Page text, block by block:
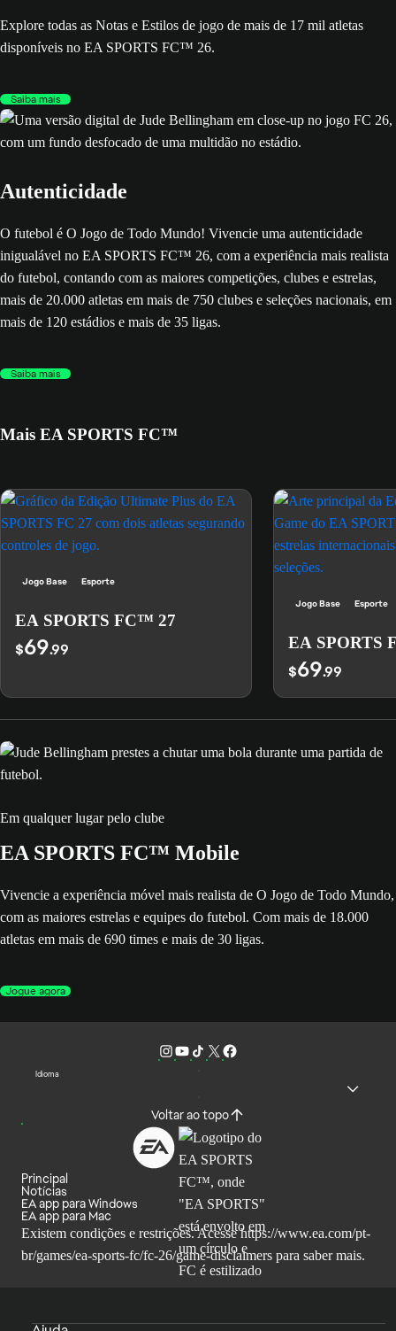
Explore todas as Notas e Estilos de jogo de mais de 17 mil atletas
disponíveis no EA SPORTS FC™ 26.
Saiba mais
Autenticidade
O futebol é O Jogo de Todo Mundo! Vivencie uma autenticidade
inigualável no EA SPORTS FC™ 26, com a experiência mais realista
do futebol, contando com as maiores competições, clubes e estrelas,
mais de 20.000 atletas em mais de 750 clubes e seleções nacionais, em
mais de 120 estádios e mais de 35 ligas.
Saiba mais
Mais EA SPORTS FC™
Jogo Base Esporte
EA SPORTS FC™ 27
$69.99
Jogo Base Esporte
EA SPORTS
$69.99
Em qualquer lugar pelo clube
EA SPORTS FC™ Mobile
Vivencie a experiência móvel mais realista de O Jogo de Todo Mundo,
com as maiores estrelas e equipes do futebol. Com mais de 18.000
atletas em mais de 690 times e mais de 30 ligas.
Jogue agora
Idioma
Voltar ao topo
Principal
Notícias
EA app para Windows
EA app para Mac
Existem condições e restrições. Acessehttps://www.ea.com/pt-
br/games/ea-sports-fc/fc-26/game-disclaimers para saber mais.